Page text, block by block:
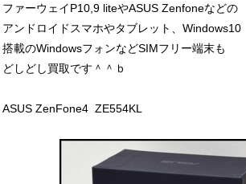
ファーウェイP10,9 liteやASUS Zenfoneなどの
アンドロイドスマホやタブレット、Windows10
搭載のWindowsフォンなどSIMフリー端末も
どしどし買取です＾＾ｂ
ASUS ZenFone4 ZE554KL